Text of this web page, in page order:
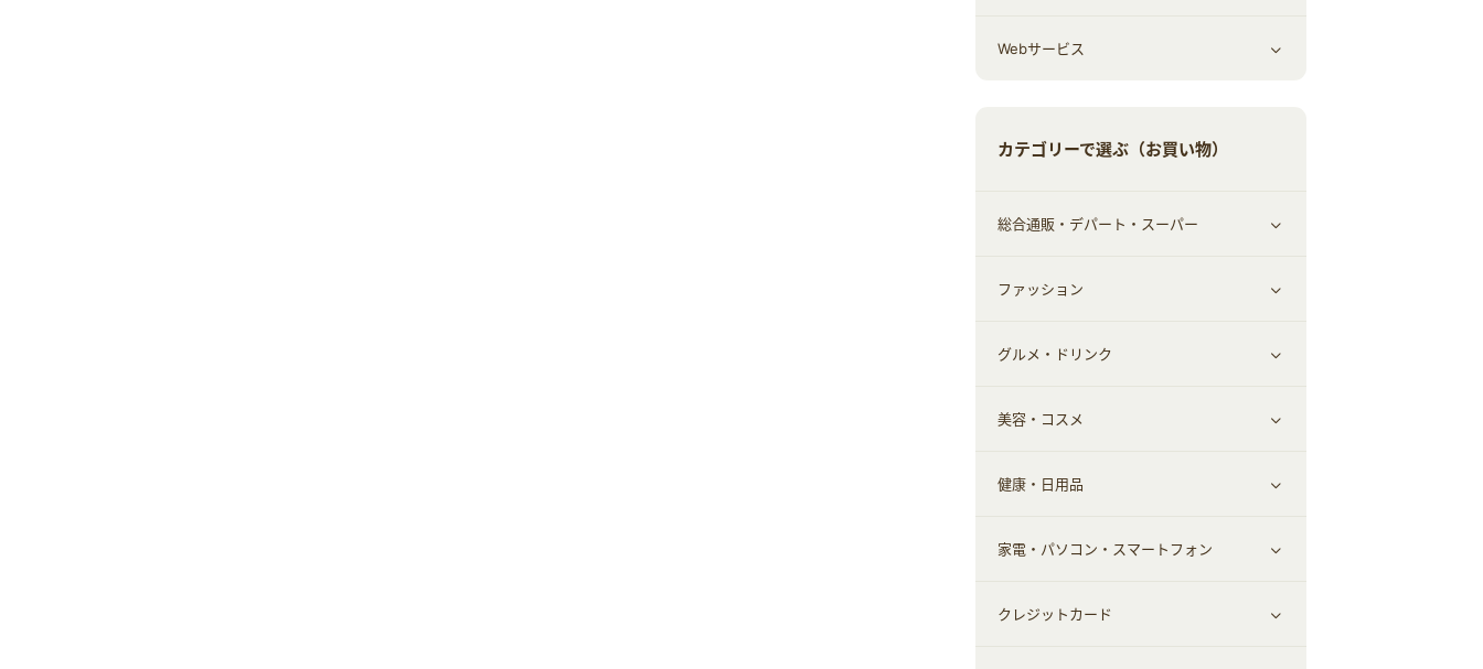
車情報・カーシェア・レンタル
ゲーム・趣味
すべて見る
Webサービス
カテゴリーで選ぶ（お買い物）
総合通販・デパート・スーパー
すべて見る
総合通販
デパート・スーパー
ファッション
すべて見る
ファッション
インナー・下着
靴・フットウェア
小物・かばん
グルメ・ドリンク
すべて見る
グルメ
ドリンク
お酒
美容・コスメ
すべて見る
スキンケア
メイクアップ
健康・日用品
すべて見る
健康食品｜青汁・飲料
家電・パソコン・スマートフォン
すべて見る
クレジットカード